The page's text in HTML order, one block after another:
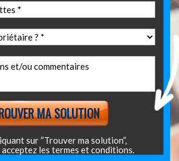
sur “Trouver ma solution”,
acceptez lestermes et conditions.